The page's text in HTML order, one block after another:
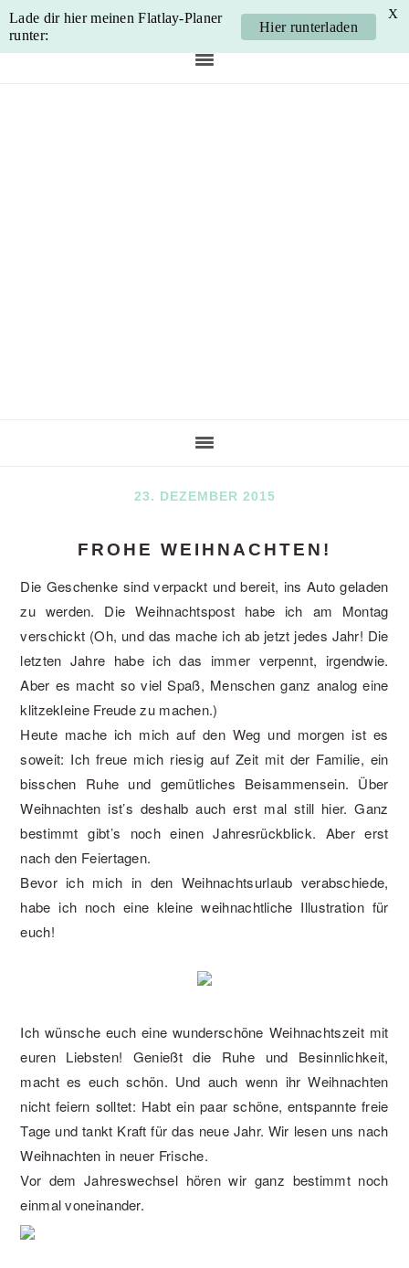
Skip
Skip
Skip
Skip
23. DEZEMBER 2015
FROHE WEIHNACHTEN!
Die Geschenke sind verpackt und bereit, ins Auto geladen
zu werden. Die Weihnachtspost habe ich am Montag
verschickt (Oh, und das mache ich ab jetzt jedes Jahr! Die
letzten Jahre habe ich das immer verpennt, irgendwie.
Aber es macht so viel Spaß, Menschen ganz analog eine
klitzekleine Freude zu machen.)
Heute mache ich mich auf den Weg und morgen ist es
soweit: Ich freue mich riesig auf Zeit mit der Familie, ein
bisschen Ruhe und gemütliches Beisammensein. Über
Weihnachten ist’s deshalb auch erst mal still hier. Ganz
bestimmt gibt’s noch einen Jahresrückblick. Aber erst
nach den Feiertagen.
Bevor ich mich in den Weihnachtsurlaub verabschiede,
habe ich noch eine kleine weihnachtliche Illustration für
euch!
Ich wünsche euch eine wunderschöne Weihnachtszeit mit
euren Liebsten! Genießt die Ruhe und Besinnlichkeit,
macht es euch schön. Und auch wenn ihr Weihnachten
nicht feiern solltet: Habt ein paar schöne, entspannte freie
Tage und tankt Kraft für das neue Jahr. Wir lesen uns nach
Weihnachten in neuer Frische.
Vor dem Jahreswechsel hören wir ganz bestimmt noch
einmal voneinander.
Lade dir hier meinen Flatlay-Planer
runter:
Hier runterladen
X